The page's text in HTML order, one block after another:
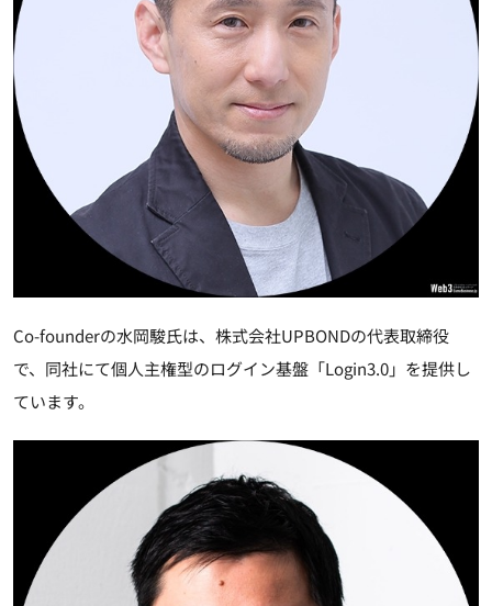
Co-founderの水岡駿氏は、株式会社UPBONDの代表取締役
で、同社にて個人主権型のログイン基盤「Login3.0」を提供し
ています。